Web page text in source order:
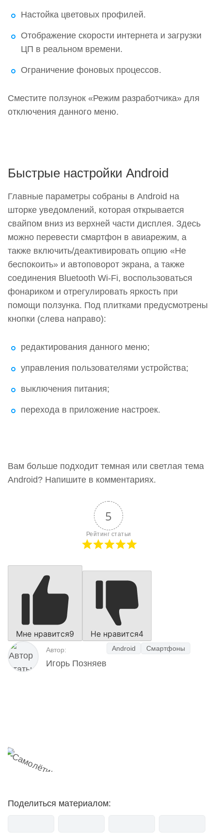
Настойка цветовых профилей.
Отображение скорости интернета и загрузки
ЦП в реальном времени.
Ограничение фоновых процессов.
Сместите ползунок «Режим разработчика» для
отключения данного меню.
Быстрые настройки Android
Главные параметры собраны в Android на
шторке уведомлений, которая открывается
свайпом вниз из верхней части дисплея. Здесь
можно перевести смартфон в авиарежим, а
также включить/деактивировать опцию «Не
беспокоить» и автоповорот экрана, а также
соединения Bluetooth Wi-Fi, воспользоваться
фонариком и отрегулировать яркость при
помощи ползунка. Под плитками предусмотрены
кнопки (слева направо):
редактирования данного меню;
управления пользователями устройства;
выключения питания;
перехода в приложение настроек.
Вам больше подходит темная или светлая тема
Android? Напишите в комментариях.
5
Рейтинг статьи
Мне нравится9 Не нравится4
Автор:
Игорь Позняев
Android Смартфоны
Поделиться материалом: